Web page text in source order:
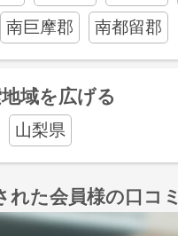
南巨摩郡 南都留郡
域を広げる
山梨県
れた会員様の口コミ